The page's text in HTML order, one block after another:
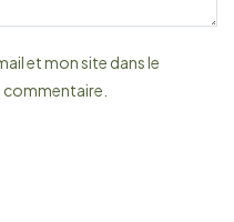
et mon site dans le